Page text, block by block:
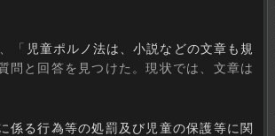
「 児童ポルノ法は、小説などの文章も規
問と回答を見つけた。現状では、文章は
係る行為等の処罰及び児童の保護等に関